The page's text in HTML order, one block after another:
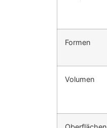
Formen
Volumen